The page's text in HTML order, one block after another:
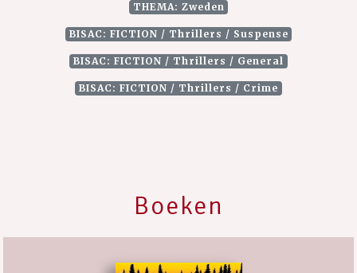
THEMA: Zweden
BISAC: FICTION / Thrillers / Suspense
BISAC: FICTION / Thrillers / General
BISAC: FICTION / Thrillers / Crime
Boeken